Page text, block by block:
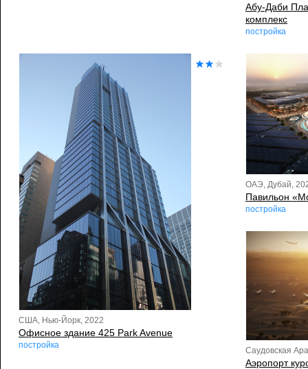
Абу-Даби
комплекс
постройка
США, Нью-Йорк, 2022
Офисное здание 425 Park Avenue
постройка
ОАЭ, Дубай,
Павильон
постройка
Саудовская
Аэропорт